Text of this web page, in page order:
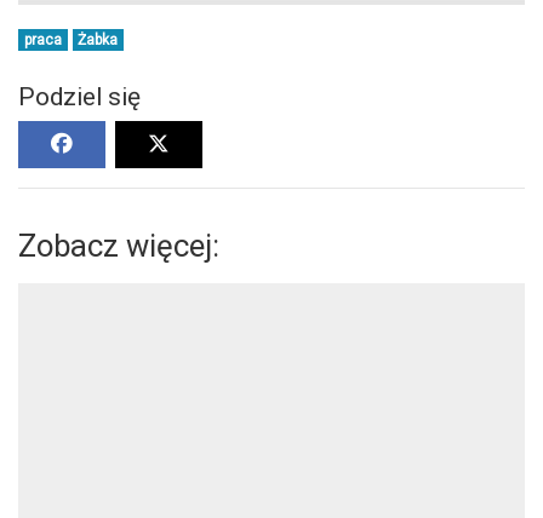
praca Żabka
Podziel się
Zobacz więcej: